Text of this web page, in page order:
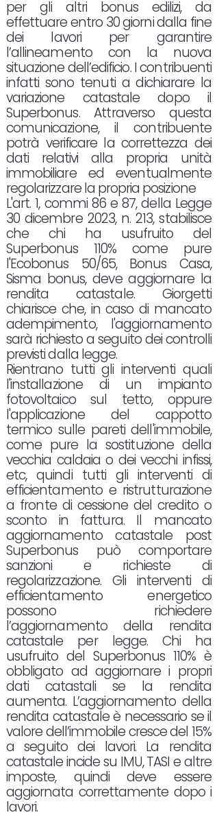
per gli altri bonus edilizi, da
effettuare entro 30 giorni dalla fine
dei lavori per garantire
l’allineamento con la nuova
situazione dell’edificio. I contribuenti
infatti sono tenuti a dichiarare la
variazione catastale dopo il
Superbonus. Attraverso questa
comunicazione, il contribuente
potrà verificare la correttezza dei
dati relativi alla propria unità
immobiliare ed eventualmente
regolarizzare la propria posizione
L'art. 1, commi 86 e 87, della Legge
30 dicembre 2023, n. 213, stabilisce
che chi ha usufruito del
Superbonus 110% come pure
l'Ecobonus 50/65, Bonus Casa,
Sisma bonus, deve aggiornare la
rendita catastale. Giorgetti
chiarisce che, in caso di mancato
adempimento, l'aggiornamento
sarà richiesto a seguito dei controlli
previsti dalla legge.
Rientrano tutti gli interventi quali
l'installazione di un impianto
fotovoltaico sul tetto, oppure
l'applicazione del cappotto
termico sulle pareti dell'immobile,
come pure la sostituzione della
vecchia caldaia o dei vecchi infissi,
etc, quindi tutti gli interventi di
efficientamento e ristrutturazione
a fronte di cessione del credito o
sconto in fattura. Il mancato
aggiornamento catastale post
Superbonus può comportare
sanzioni e richieste di
regolarizzazione. Gli interventi di
efficientamento energetico
possono richiedere
l’aggiornamento della rendita
catastale per legge. Chi ha
usufruito del Superbonus 110% è
obbligato ad aggiornare i propri
dati catastali se la rendita
aumenta. L’aggiornamento della
rendita catastale è necessario se il
valore dell’immobile cresce del 15%
a seguito dei lavori. La rendita
catastale incide su IMU, TASI e altre
imposte, quindi deve essere
aggiornata correttamente dopo i
lavori.